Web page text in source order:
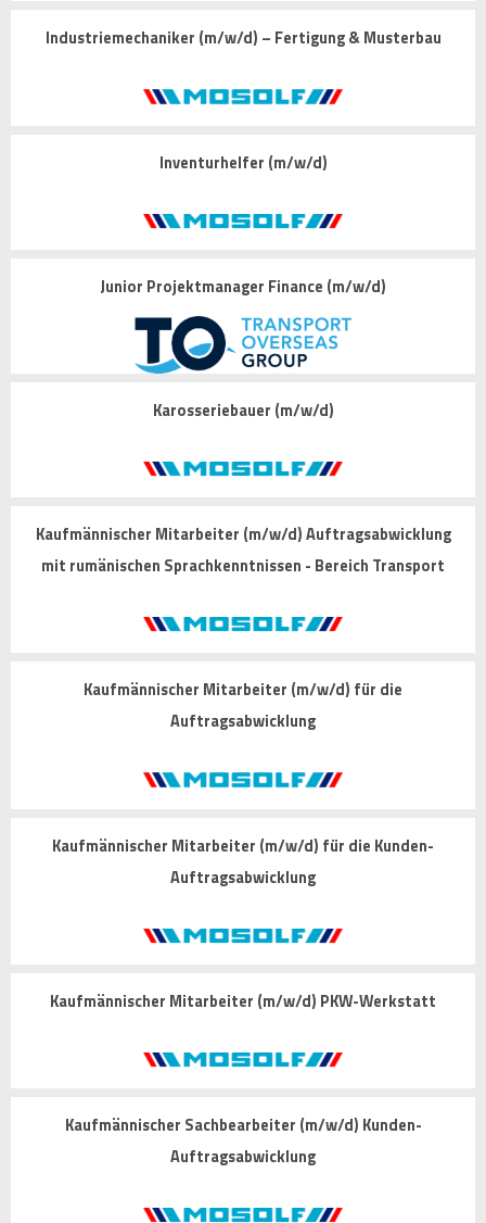
Industriemechaniker (m/w/d) – Fertigung & Musterbau
Inventurhelfer (m/w/d)
Junior Projektmanager Finance (m/w/d)
Karosseriebauer (m/w/d)
Kaufmännischer Mitarbeiter (m/w/d) Auftragsabwicklung
mit rumänischen Sprachkenntnissen - Bereich Transport
Kaufmännischer Mitarbeiter (m/w/d) für die
Auftragsabwicklung
Kaufmännischer Mitarbeiter (m/w/d) für die Kunden-
Auftragsabwicklung
Kaufmännischer Mitarbeiter (m/w/d) PKW-Werkstatt
Kaufmännischer Sachbearbeiter (m/w/d) Kunden-
Auftragsabwicklung